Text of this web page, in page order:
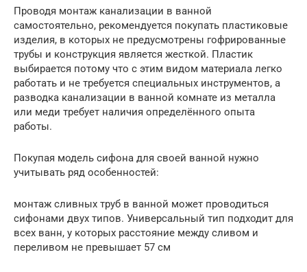
Проводя монтаж канализации в ванной
самостоятельно, рекомендуется покупать пластиковые
изделия, в которых не предусмотрены гофрированные
трубы и конструкция является жесткой. Пластик
выбирается потому что с этим видом материала легко
работать и не требуется специальных инструментов, а
разводка канализации в ванной комнате из металла
или меди требует наличия определённого опыта
работы.
Покупая модель сифона для своей ванной нужно
учитывать ряд особенностей:
монтаж сливных труб в ванной может проводиться
сифонами двух типов. Универсальный тип подходит для
всех ванн, у которых расстояние между сливом и
переливом не превышает 57 см